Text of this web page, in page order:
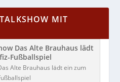
MIT
Alte Brauhaus lädt ein zum